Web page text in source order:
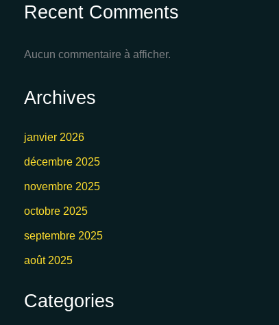
Recent Comments
Aucun commentaire à afficher.
Archives
janvier 2026
décembre 2025
novembre 2025
octobre 2025
septembre 2025
août 2025
Categories